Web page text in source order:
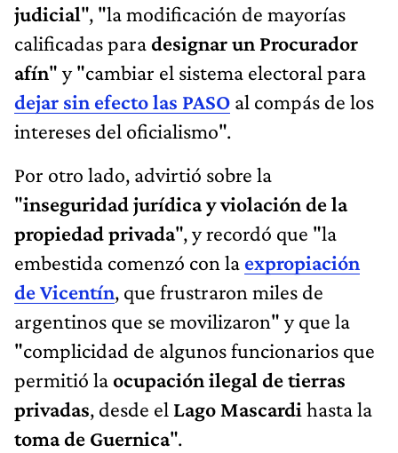
judicial", "la modificación de mayorías
calificadas paradesignar un Procurador
afín" y "cambiar el sistema electoral para
dejar sin efecto las PASO al compás de los
intereses del oficialismo".
Por otro lado, advirtió sobre la
"inseguridad jurídica y violación de la
propiedad privada", y recordó que "la
embestida comenzó con la expropiación
de Vicentín, que frustraron miles de
argentinos que se movilizaron" y que la
"complicidad de algunos funcionarios que
permitió laocupación ilegal de tierras
privadas, desde el Lago Mascardi hasta la
toma de Guernica".